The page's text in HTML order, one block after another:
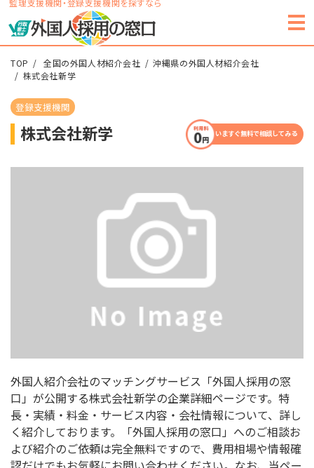
監理支援機関・登録支援機関を探すなら
TOP 全国の外国人材紹介会社
沖縄県の外国人材紹介会社
株式会社新学
登録支援機関
株式会社新学 いますぐ無料で相談してみる
外国人紹介会社のマッチングサービス「外国人採用の窓
口」が公開する株式会社新学の企業詳細ページです。特
長・実績・料金・サービス内容・会社情報について、詳し
く紹介しております。「外国人採用の窓口」へのご相談お
よび紹介のご依頼は完全無料ですので、費用相場や情報確